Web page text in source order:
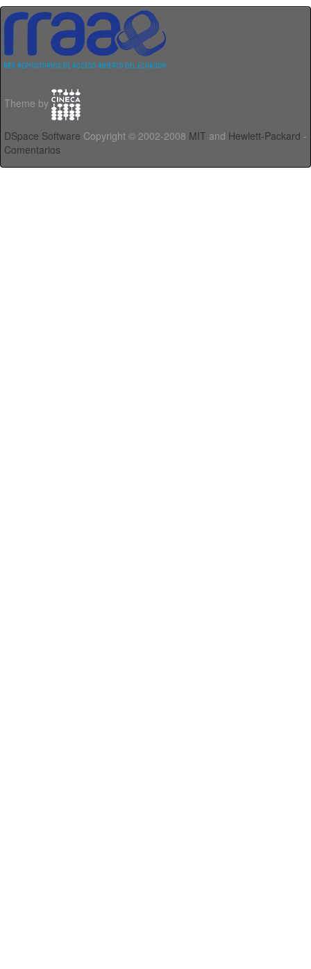
Theme by
DSpace Software Copyright © 2002-2008 MIT and Hewlett-Packard -
Comentarios